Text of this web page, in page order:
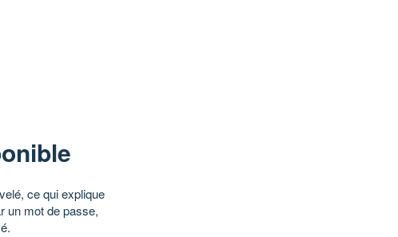
ce qui explique
un mot de passe,